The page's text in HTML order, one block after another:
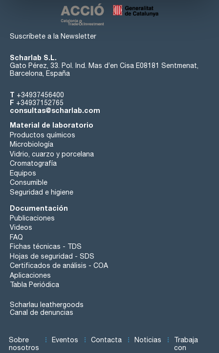
Suscríbete a la Newsletter
Scharlab S.L.
Gato Pérez, 33. Pol. Ind. Mas d’en Cisa E08181 Sentmenat,
Barcelona, España
T +34937456400
F +34937152765
consultas@scharlab.com
Material de laboratorio
Productos químicos
Microbiología
Vidrio, cuarzo y porcelana
Cromatografía
Equipos
Consumible
Seguridad e higiene
Documentación
Publicaciones
Videos
FAQ
Fichas técnicas - TDS
Hojas de seguridad - SDS
Certificados de análisis - COA
Aplicaciones
Tabla Periódica
Scharlau leathergoods
Canal de denuncias
Sobre
nosotros
Eventos Contacta Noticias
Trabaja
con